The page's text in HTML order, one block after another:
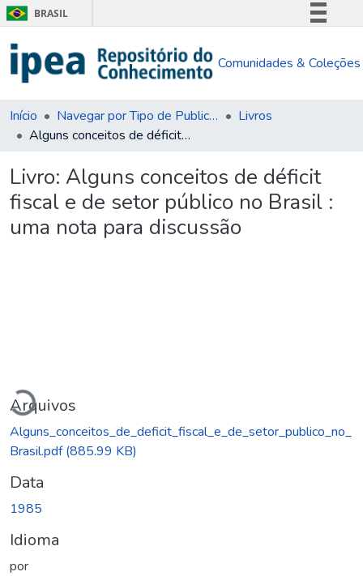
BRASIL
Comunica BR
Acesso à informação
Comunidades & Coleções
Início Navegar por Tipo de Publicação
Livros
Alguns conceitos de déficit fiscal e de setor público no Brasil : uma nota para discussão
Livro: Alguns conceitos de déficit
fiscal e de setor público no Brasil :
uma nota para discussão
Carregando...
Arquivos
Alguns_conceitos_de_deficit_fiscal_e_de_setor_publico_no_
Brasil.pdf(885.99 KB)
Data
1985
Idioma
por